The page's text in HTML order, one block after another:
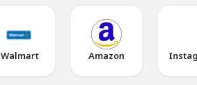
Walmart Amazon